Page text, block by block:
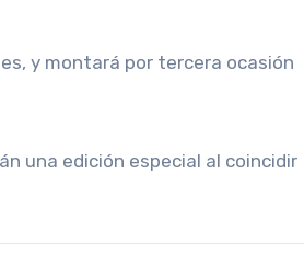
y montará por tercera ocasión
una edición especial al coincidir